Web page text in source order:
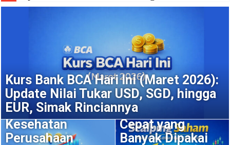
Kurs Bank BCA Hari Ini (Maret 2026):
Update Nilai Tukar USD, SGD, hingga
EUR, Simak Rinciannya
Fundamental
Saham: Cara
Membaca
Kesehatan
Perusahaan
Scalping Saham:
Strategi Trading
Cepat yang
Banyak Dipakai